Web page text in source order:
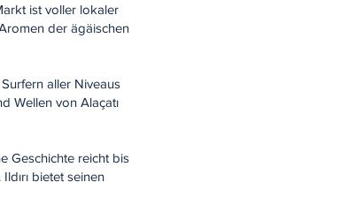
ist voller lokaler
der ägäischen
aller Niveaus
Wellen von Alaçatı
Geschichte reicht bis
bietet seinen